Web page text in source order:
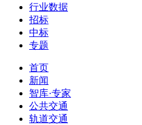
行业数据
招标
中标
专题
首页
新闻
智库·专家
公共交通
轨道交通